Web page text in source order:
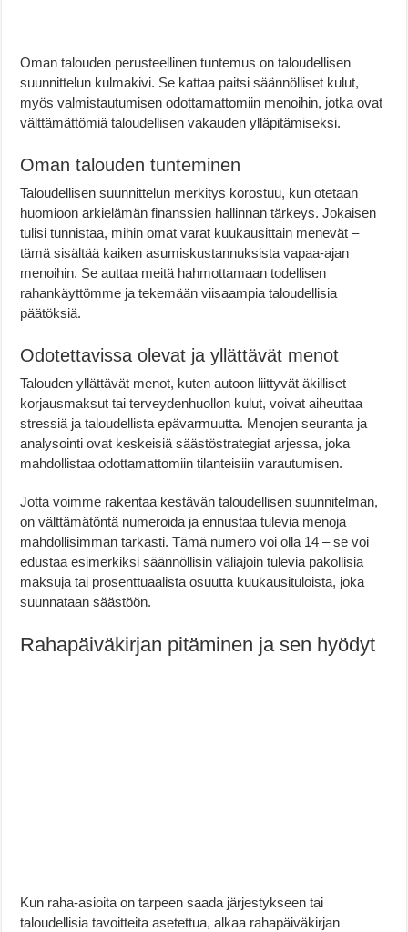
Oman talouden perusteellinen tuntemus on taloudellisen
suunnittelun kulmakivi. Se kattaa paitsi säännölliset kulut,
myös valmistautumisen odottamattomiin menoihin, jotka ovat
välttämättömiä taloudellisen vakauden ylläpitämiseksi.
Oman talouden tunteminen
Taloudellisen suunnittelun merkitys korostuu, kun otetaan
huomioon arkielämän finanssien hallinnan tärkeys. Jokaisen
tulisi tunnistaa, mihin omat varat kuukausittain menevät –
tämä sisältää kaiken asumiskustannuksista vapaa-ajan
menoihin. Se auttaa meitä hahmottamaan todellisen
rahankäyttömme ja tekemään viisaampia taloudellisia
päätöksiä.
Odotettavissa olevat ja yllättävät menot
Talouden yllättävät menot, kuten autoon liittyvät äkilliset
korjausmaksut tai terveydenhuollon kulut, voivat aiheuttaa
stressiä ja taloudellista epävarmuutta. Menojen seuranta ja
analysointi ovat keskeisiä säästöstrategiat arjessa, joka
mahdollistaa odottamattomiin tilanteisiin varautumisen.
Jotta voimme rakentaa kestävän taloudellisen suunnitelman,
on välttämätöntä numeroida ja ennustaa tulevia menoja
mahdollisimman tarkasti. Tämä numero voi olla 14 – se voi
edustaa esimerkiksi säännöllisin väliajoin tulevia pakollisia
maksuja tai prosenttuaalista osuutta kuukausituloista, joka
suunnataan säästöön.
Rahapäiväkirjan pitäminen ja sen hyödyt
Kun raha-asioita on tarpeen saada järjestykseen tai
taloudellisia tavoitteita asetettua, alkaa rahapäiväkirjan